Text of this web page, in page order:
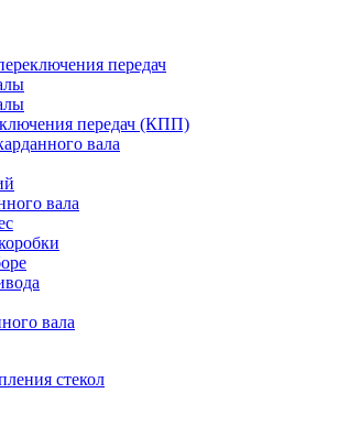
передач
передач (КПП)
вала
вала
вала
стекол